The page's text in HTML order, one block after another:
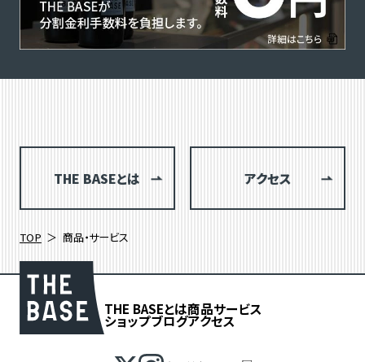
THE BASEとは アクセス
TOP 商品・サービス
THE BASEとは商品サービス
ショップブログアクセス